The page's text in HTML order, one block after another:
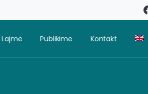
Lajme Publikime Kontakt